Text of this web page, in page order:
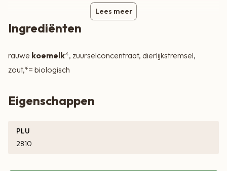
Lees meer
Ingrediënten
rauwe koemelk*, zuurselconcentraat, dierlijkstremsel,
zout,*= biologisch
Eigenschappen
PLU
2810